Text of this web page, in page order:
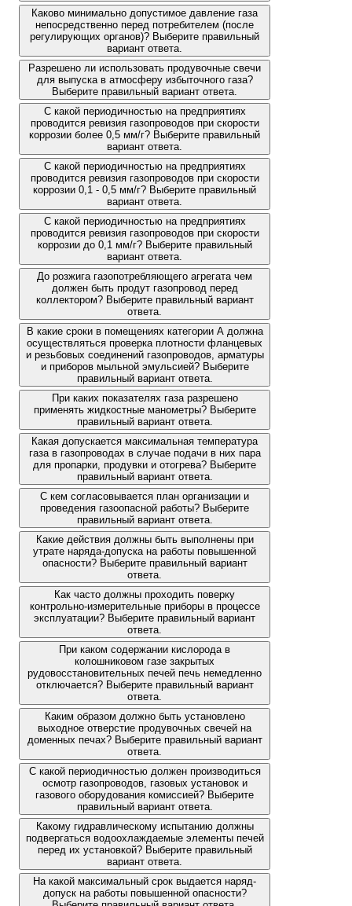
Каково минимально допустимое давление газа
непосредственно перед потребителем (после
регулирующих органов)? Выберите правильный
вариант ответа.
Разрешено ли использовать продувочные свечи
для выпуска в атмосферу избыточного газа?
Выберите правильный вариант ответа.
С какой периодичностью на предприятиях
проводится ревизия газопроводов при скорости
коррозии более 0,5 мм/г? Выберите правильный
вариант ответа.
С какой периодичностью на предприятиях
проводится ревизия газопроводов при скорости
коррозии 0,1 - 0,5 мм/г? Выберите правильный
вариант ответа.
С какой периодичностью на предприятиях
проводится ревизия газопроводов при скорости
коррозии до 0,1 мм/г? Выберите правильный
вариант ответа.
До розжига газопотребляющего агрегата чем
должен быть продут газопровод перед
коллектором? Выберите правильный вариант
ответа.
В какие сроки в помещениях категории А должна
осуществляться проверка плотности фланцевых
и резьбовых соединений газопроводов, арматуры
и приборов мыльной эмульсией? Выберите
правильный вариант ответа.
При каких показателях газа разрешено
применять жидкостные манометры? Выберите
правильный вариант ответа.
Какая допускается максимальная температура
газа в газопроводах в случае подачи в них пара
для пропарки, продувки и отогрева? Выберите
правильный вариант ответа.
С кем согласовывается план организации и
проведения газоопасной работы? Выберите
правильный вариант ответа.
Какие действия должны быть выполнены при
утрате наряда-допуска на работы повышенной
опасности? Выберите правильный вариант
ответа.
Как часто должны проходить поверку
контрольно-измерительные приборы в процессе
эксплуатации? Выберите правильный вариант
ответа.
При каком содержании кислорода в
колошниковом газе закрытых
рудовосстановительных печей печь немедленно
отключается? Выберите правильный вариант
ответа.
Каким образом должно быть установлено
выходное отверстие продувочных свечей на
доменных печах? Выберите правильный вариант
ответа.
С какой периодичностью должен производиться
осмотр газопроводов, газовых установок и
газового оборудования комиссией? Выберите
правильный вариант ответа.
Какому гидравлическому испытанию должны
подвергаться водоохлаждаемые элементы печей
перед их установкой? Выберите правильный
вариант ответа.
На какой максимальный срок выдается наряд-
допуск на работы повышенной опасности?